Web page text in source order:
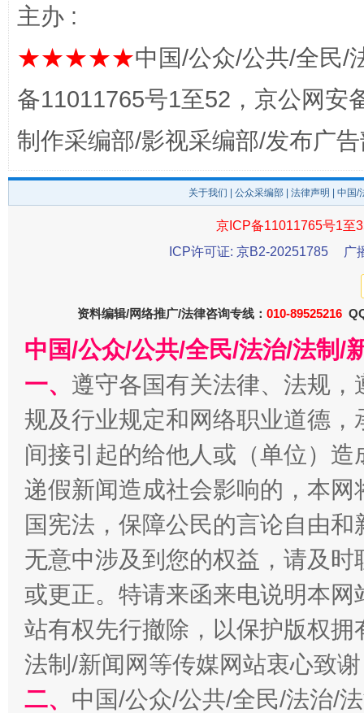
千年窑火 生生不息
揭开“小金库”的免责幌子
主办 :
★★★★★中国/公众/公共/全民/
备11011765号1至52，京公网安
制作采编部/影视采编部/发布广
关于我们 公众采编部 法律声明 | 中国
京ICP备11011765号1至
ICP许可证: 京B2-20251785
广
资料编辑/网络推广/法律咨询专线： 010-89525216
中国/公众/公共/全民/法治/法制/
一、 遵守各国有关法律、法规
规及行业规定和网络职业道德
间接引起的给他人或（单位）
递假新闻造成社会影响的，本
国宪法，保障公民的言论自由
无意中涉及到您的权益，请及
或更正。特请来函来电说明本
站有权先行撤除，以保护版权
法制/新闻网等传媒网站衷心致
二、 中国/公众/公共/全民/法治/